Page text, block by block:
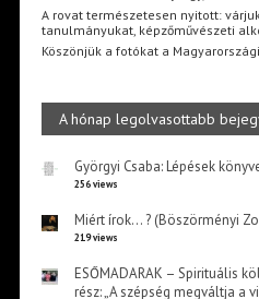
A rovat természetesen nyitott:
tanulmányukat, képzőművészeti
Köszönjük a fotókat a
A hónap legolvasottabb
Györgyi Csaba: Lépések
256 views
Miért írok… ? (Böszörményi
219 views
ESŐMADARAK – Spirituális
rész: „A szépség megváltja a